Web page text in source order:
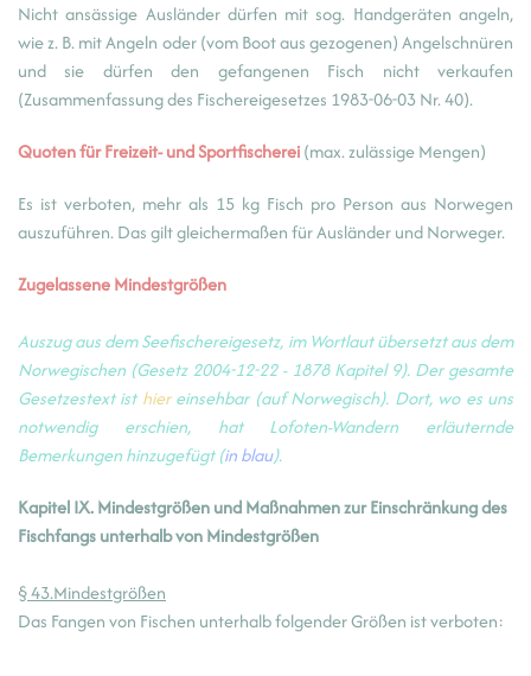
Nicht ansässige Ausländer dürfen mit sog. Handgeräten angeln,
wie z. B. mit Angeln oder (vom Boot aus gezogenen) Angelschnüren
und sie dürfen den gefangenen Fisch nicht verkaufen
(Zusammenfassung des Fischereigesetzes 1983-06-03 Nr. 40).
Quoten für Freizeit- und Sportfischerei(max. zulässige Mengen)
Es ist verboten, mehr als 15 kg Fisch pro Person aus Norwegen
auszuführen. Das gilt gleichermaßen für Ausländer und Norweger.
Zugelassene Mindestgrößen
Auszug aus dem Seefischereigesetz, im Wortlaut übersetzt aus dem
Norwegischen (Gesetz 2004-12-22 - 1878 Kapitel 9). Der gesamte
Gesetzestext ist hiereinsehbar (auf Norwegisch). Dort, wo es uns
notwendig erschien, hat Lofoten-Wandern erläuternde
Bemerkungen hinzugefügt (in blau).
Kapitel IX. Mindestgrößen und Maßnahmen zur Einschränkung des
Fischfangs unterhalb von Mindestgrößen
§ 43.Mindestgrößen
Das Fangen von Fischen unterhalb folgender Größen ist verboten: